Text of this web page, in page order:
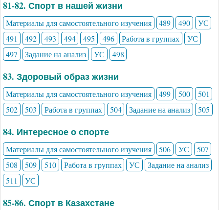
81-82. Спорт в нашей жизни
Материалы для самостоятельного изучения 489 490
УС
491
492 493 494 495 496 Работа в группах
УС
497
Задание на анализ УС 498
83. Здоровый образ жизни
Материалы для самостоятельного изучения 499 500
501
502
503 Работа в группах 504 Задание на анализ 505
84. Интересное о спорте
Материалы для самостоятельного изучения 506 УС
507
508
509 510 Работа в группах УС
Задание на анализ
511
УС
85-86. Спорт в Казахстане